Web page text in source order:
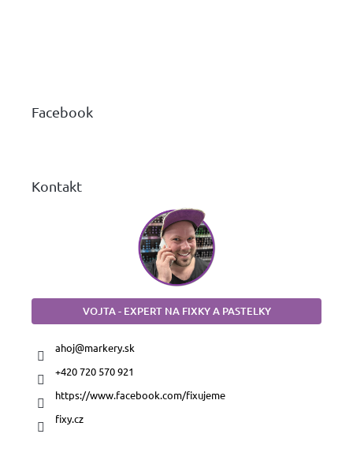
Facebook
Kontakt
VOJTA - EXPERT NA FIXKY A PASTELKY
ahoj@markery.sk
+420 720 570 921
https://www.facebook.com/fixujeme
fixy.cz